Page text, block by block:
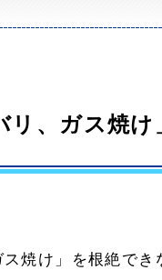
リ、ガス焼
焼け」を根絶でき